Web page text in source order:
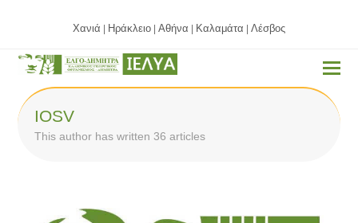
Χανιά Ηράκλειο Αθήνα Καλαμάτα Λέσβος
IOSV
This author has written 36 articles